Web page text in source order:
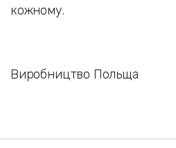
кожному.
Виробництво Польща